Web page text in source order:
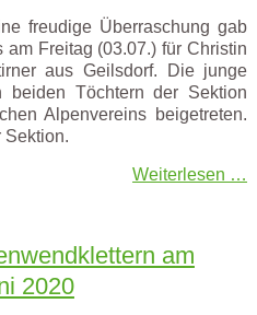
freudige Überraschung gab
am Freitag (03.07.) für Christin
aus Geilsdorf. Die junge
Töchtern der Sektion
Alpenvereins beigetreten.
Sektion.
Weiterlesen …
am
2020